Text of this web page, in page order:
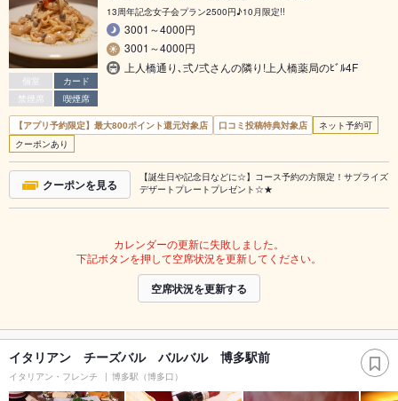
個室
カード
禁煙席
喫煙席
13周年記念女子会プラン2500円♪10月限定!!
3001～4000円
3001～4000円
上人橋通り､弍ﾉ弍さんの隣り!上人橋薬局のﾋﾞﾙ4F
【アプリ予約限定】最大800ポイント還元対象店 口コミ投稿特典対象店
ネット予約可
クーポンあり
クーポンを見る
【誕生日や記念日などに☆】コース予約の方限定！サプライズ
デザートプレートプレゼント☆★
カレンダーの更新に失敗しました。
下記ボタンを押して空席状況を更新してください。
空席状況を更新する
イタリアン チーズバル バルバル 博多駅前
イタリアン・フレンチ 博多駅（博多口）